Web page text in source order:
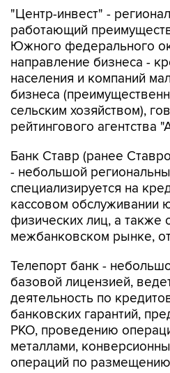
"Центр-инвест" -
работающий
Южного федерального
направление бизнеса -
населения и компаний
бизнеса
сельским хозяйством),
рейтингового агентства
Банк Ставр (ранее
- небольшой
специализируется на
кассовом обслуживании
физических лиц, а также
межбанковском рынке,
Телепорт банк -
базовой лицензией,
деятельность по
банковских гарантий,
РКО, проведению
металлами,
операций по